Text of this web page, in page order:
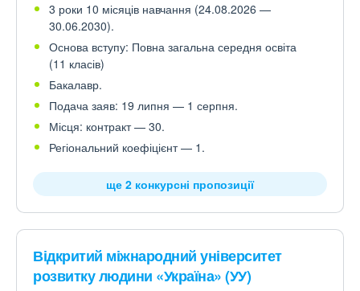
3 роки 10 місяців навчання (24.08.2026 —
30.06.2030).
Основа вступу: Повна загальна середня освіта
(11 класів)
Бакалавр.
Подача заяв: 19 липня — 1 серпня.
Місця: контракт — 30.
Регіональний коефіцієнт — 1.
ще 2 конкурсні пропозиції
Відкритий міжнародний університет
розвитку людини «Україна» (УУ)